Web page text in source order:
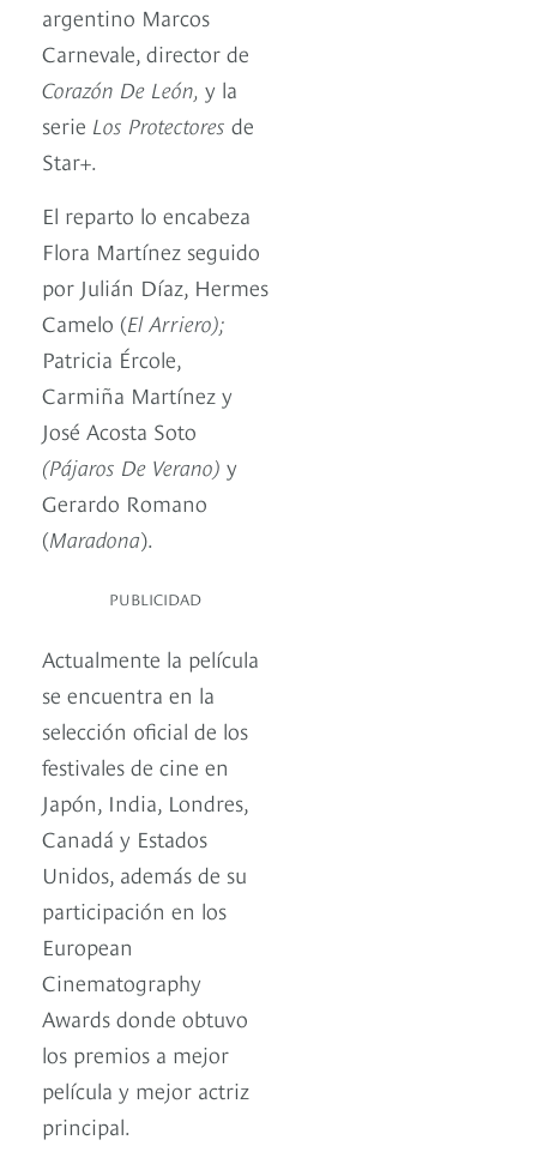
argentino Marcos
Carnevale, director de
Corazón De León, y la
serie Los Protectores de
Star+.
El reparto lo encabeza
Flora Martínez seguido
por Julián Díaz, Hermes
Camelo (El Arriero);
Patricia Ércole,
Carmiña Martínez y
José Acosta Soto
(Pájaros De Verano) y
Gerardo Romano
(Maradona).
PUBLICIDAD
Actualmente la película
se encuentra en la
selección oficial de los
festivales de cine en
Japón, India, Londres,
Canadá y Estados
Unidos, además de su
participación en los
European
Cinematography
Awards donde obtuvo
los premios a mejor
película y mejor actriz
principal.